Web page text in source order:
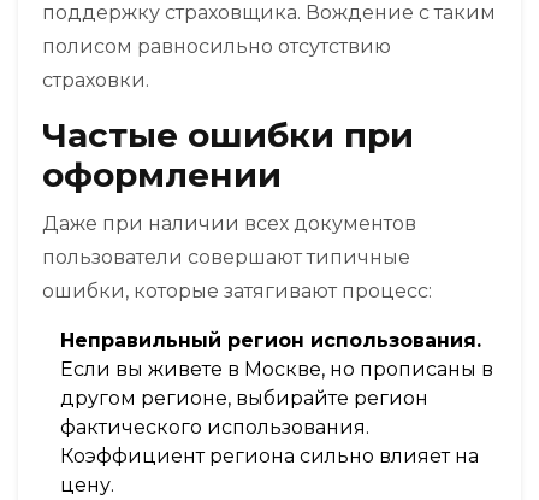
поддержку страховщика. Вождение с таким
полисом равносильно отсутствию
страховки.
Частые ошибки при
оформлении
Даже при наличии всех документов
пользователи совершают типичные
ошибки, которые затягивают процесс:
Неправильный регион использования.
Если вы живете в Москве, но прописаны в
другом регионе, выбирайте регион
фактического использования.
Коэффициент региона сильно влияет на
цену.